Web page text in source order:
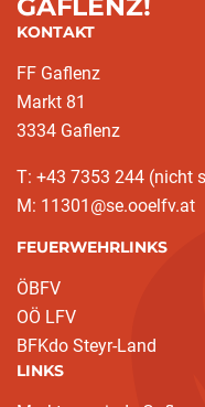
KONTAKT
FF Gaflenz
Markt 81
3334 Gaflenz
T: +43 7353 244 (nicht
M: 11301@se.ooelfv.at
FEUERWEHRLINKS
ÖBFV
OÖ LFV
BFKdo Steyr-Land
LINKS